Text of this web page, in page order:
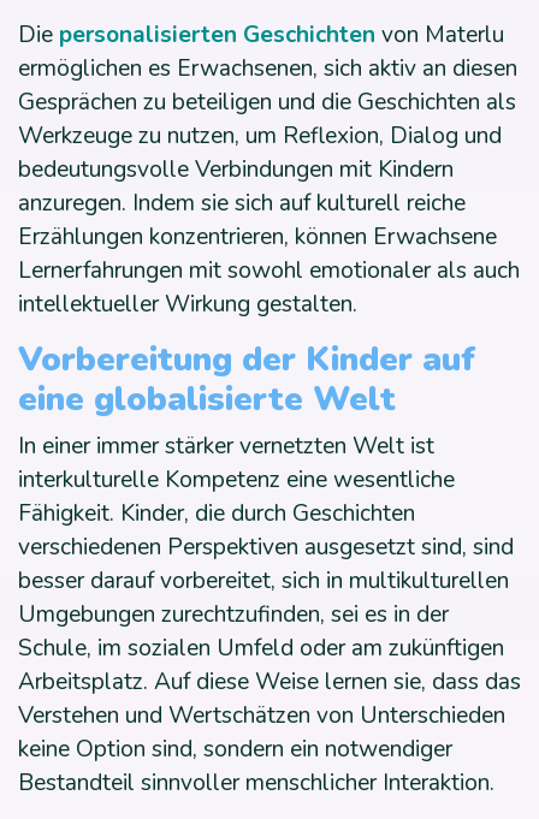
Die personalisierten Geschichten von Materlu
ermöglichen es Erwachsenen, sich aktiv an diesen
Gesprächen zu beteiligen und die Geschichten als
Werkzeuge zu nutzen, um Reflexion, Dialog und
bedeutungsvolle Verbindungen mit Kindern
anzuregen. Indem sie sich auf kulturell reiche
Erzählungen konzentrieren, können Erwachsene
Lernerfahrungen mit sowohl emotionaler als auch
intellektueller Wirkung gestalten.
Vorbereitung der Kinder auf
eine globalisierte Welt
In einer immer stärker vernetzten Welt ist
interkulturelle Kompetenz eine wesentliche
Fähigkeit. Kinder, die durch Geschichten
verschiedenen Perspektiven ausgesetzt sind, sind
besser darauf vorbereitet, sich in multikulturellen
Umgebungen zurechtzufinden, sei es in der
Schule, im sozialen Umfeld oder am zukünftigen
Arbeitsplatz. Auf diese Weise lernen sie, dass das
Verstehen und Wertschätzen von Unterschieden
keine Option sind, sondern ein notwendiger
Bestandteil sinnvoller menschlicher Interaktion.